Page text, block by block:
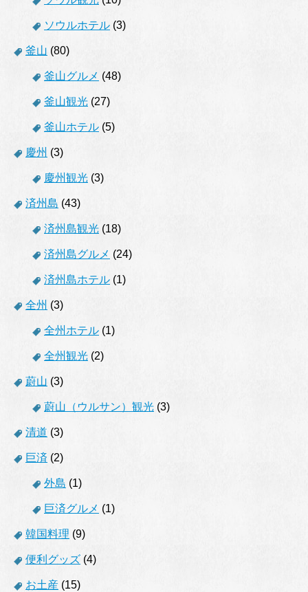
ソウルホテル (3)
釜山 (80)
釜山グルメ (48)
釜山観光 (27)
釜山ホテル (5)
慶州 (3)
慶州観光 (3)
済州島 (43)
済州島観光 (18)
済州島グルメ (24)
済州島ホテル (1)
全州 (3)
全州ホテル (1)
全州観光 (2)
蔚山 (3)
蔚山（ウルサン）観光 (3)
清道 (3)
巨済 (2)
外島 (1)
巨済グルメ (1)
韓国料理 (9)
便利グッズ (4)
お土産 (15)